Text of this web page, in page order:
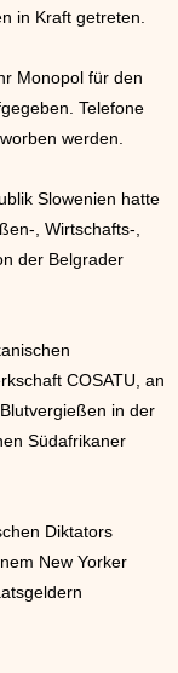
in Kraft getreten.
Monopol für den
Telefone
werden.
Slowenien hatte
, Wirtschafts-,
der Belgrader
COSATU, an
in der
Südafrikaner
Diktators
New Yorker